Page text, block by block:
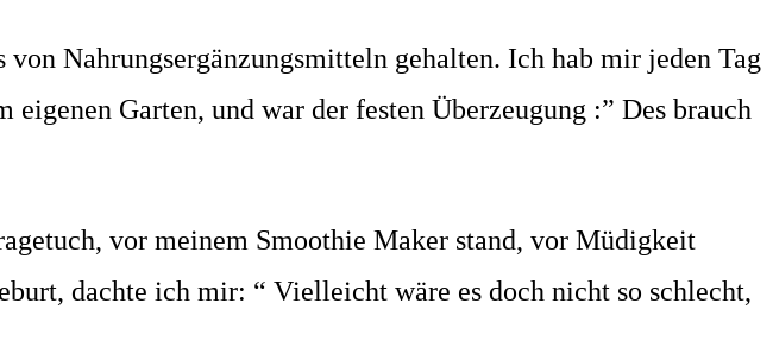
Nahrungsergänzungsmitteln gehalten. Ich hab mir jeden Tag
Garten, und war der festen Überzeugung :” Des brauch
vor meinem Smoothie Maker stand, vor Müdigkeit
dachte ich mir: “ Vielleicht wäre es doch nicht so schlecht,